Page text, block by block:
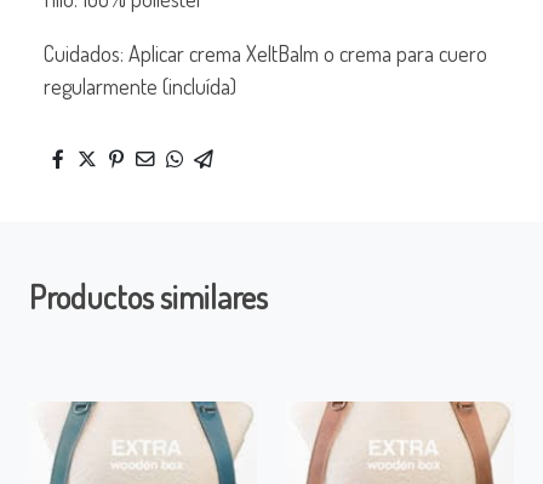
Cuidados: Aplicar crema XeltBalm o crema para cuero
regularmente (incluída)
Productos similares